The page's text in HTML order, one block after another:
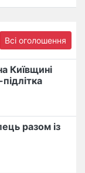
Всі оголошення
Київщині
разом із